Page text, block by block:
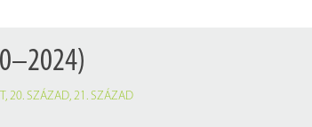
,20. SZÁZAD,21. SZÁZAD